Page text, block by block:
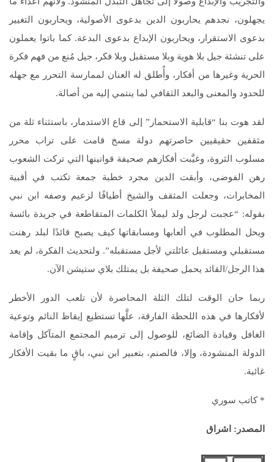
يجهلون، نجدهم يحاربون الدين بدعوى الأصولية، ويحاربون التغيير
بدعوى الاستقرار، ويحاربون الإبداع بدعوى البدعة. كما باتوا يعملون
على تنشئة جيل بلا هوية وبلا مستقبل وبلا فكر، جيل مُنع من فهم فكرة
الحرية وغيرها من أفكار، وأُطلق له العنان لممارسة التحرر مع جهله
للحدود والمعنى والبعد الثقافي لما ينتمي إليه من أصالة.
لقد هوت بنا “قابلية الاستحمار” إلى قاع الاستدمار، باستثناء ثلة من
مثقفين حقيقيين حاصرتهم دولة مسخ قامت على تراب محرر
مسلوب الثروة، وغيَّبت أفكارهم صحيفة قوانينها التي تركت الشعوب
رهن الفوضى، وأبقت الدين مجرد خطبة جمعة تكتب في أقبية
المخابرات، وجعلت المثقف والشيخ أطيافًا لزعيم وصفه ابن نبي
بقوله: “عجبت لرجل ولد ليملأ الكلمات المتقاطعة في جريدة بائسة
ويحل المطلوب في ألعابها ومسابقاتها كيف يصبح قائدًا لبلد رهنت
مستقبلي ومستقبل عائلتي لأجل مستقبله”. ولتحديث الفكرة، لم يعد
هذا الرجل/القائد يحمل صحيفة بل يمتلك بلاي ستيشن الآن.
ربما حان الوقت لتلك الثلة المحاصرة لأن تلعب الدور الأخطر
لأفكارها في هذه اللحظة الفارقة، علَّها تستطيع إيقاظ النائم وتوعية
الغافل وقيادة الضائع، للوصول إلى ترميم المجتمع المتآكل وإقامة
الدولة المنشودة، وإلا، فالصنم، بتعبير ابن نبي، باقٍ ما بقيت الأفكار
غائبة.
* كاتب سوري
المصدر: اشراق